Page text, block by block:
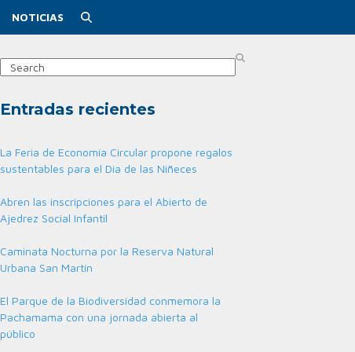
NOTICIAS
Search
Entradas recientes
La Feria de Economía Circular propone regalos
sustentables para el Día de las Niñeces
Abren las inscripciones para el Abierto de
Ajedrez Social Infantil
Caminata Nocturna por la Reserva Natural
Urbana San Martín
El Parque de la Biodiversidad conmemora la
Pachamama con una jornada abierta al
público